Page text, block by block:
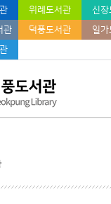
위례도서관 신장
관 덕풍도서관 일가